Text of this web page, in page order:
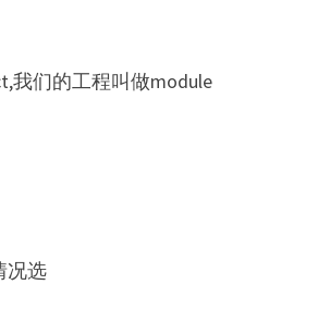
我们的工程叫做module
况选